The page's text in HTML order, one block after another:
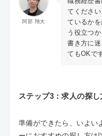
阿部 翔大
てくださ
ているか
う役立つ
書き方に
てもOKで
ステップ3：求人の探し
準備ができたら、いよい